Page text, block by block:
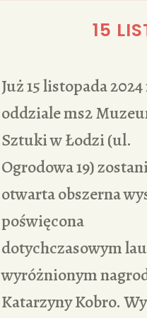
15
Już 15 listopada
oddziale ms2
Sztuki w Łodzi (ul.
Ogrodowa 19)
otwarta obszerna
poświęcona
dotychczasowym
wyróżnionym
Katarzyny Kobro.